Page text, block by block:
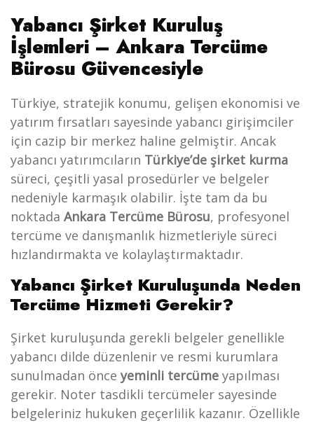
Yabancı Şirket Kuruluş
İşlemleri – Ankara Tercüme
Bürosu Güvencesiyle
Türkiye, stratejik konumu, gelişen ekonomisi ve
yatırım fırsatları sayesinde yabancı girişimciler
için cazip bir merkez haline gelmiştir. Ancak
yabancı yatırımcıların Türkiye’de şirket kurma
süreci, çeşitli yasal prosedürler ve belgeler
nedeniyle karmaşık olabilir. İşte tam da bu
noktada Ankara Tercüme Bürosu, profesyonel
tercüme ve danışmanlık hizmetleriyle süreci
hızlandırmakta ve kolaylaştırmaktadır.
Yabancı Şirket Kuruluşunda Neden
Tercüme Hizmeti Gerekir?
Şirket kuruluşunda gerekli belgeler genellikle
yabancı dilde düzenlenir ve resmi kurumlara
sunulmadan önce yeminli tercüme yapılması
gerekir. Noter tasdikli tercümeler sayesinde
belgeleriniz hukuken geçerlilik kazanır. Özellikle